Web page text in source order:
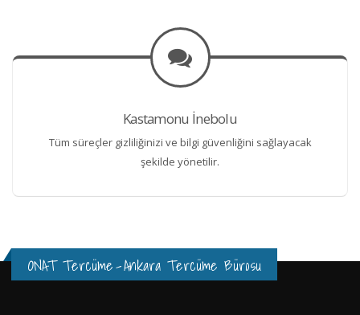
Kastamonu İnebolu
Tüm süreçler gizliliğinizi ve bilgi güvenliğini sağlayacak
şekilde yönetilir.
ONAT Tercüme-Ankara Tercüme Bürosu